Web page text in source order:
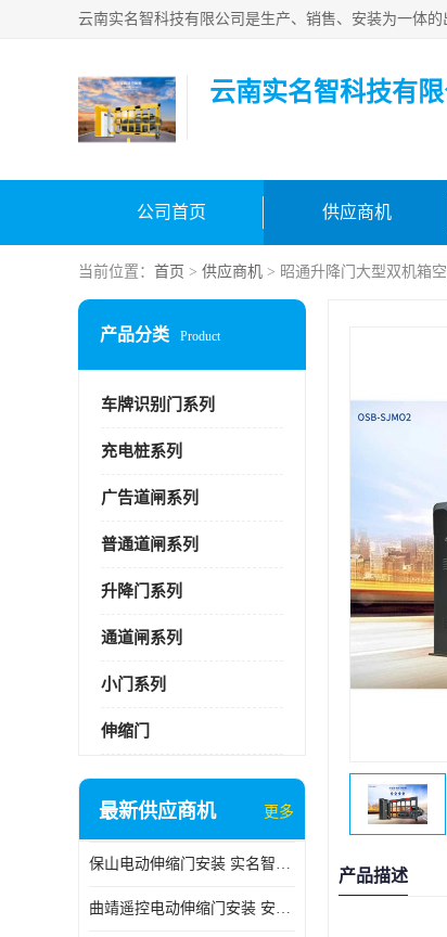
云南实名智科技有限
公司首页 供应商机
当前位置： 首页 > 供应商机 > 昭通升降门大型双机箱
产品分类 Product
车牌识别门系列
充电桩系列
广告道闸系列
普通道闸系列
升降门系列
通道闸系列
小门系列
伸缩门
最新供应商机 更多
保山电动伸缩门安装 实名智科技 安全性高
曲靖遥控电动伸缩门安装 安全性高
产品描述